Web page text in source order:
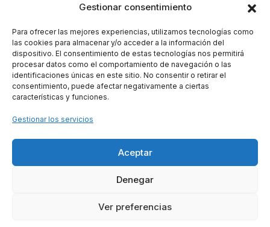
Gestionar consentimiento
Para ofrecer las mejores experiencias, utilizamos tecnologías como
las cookies para almacenar y/o acceder a la información del
dispositivo. El consentimiento de estas tecnologías nos permitirá
procesar datos como el comportamiento de navegación o las
identificaciones únicas en este sitio. No consentir o retirar el
consentimiento, puede afectar negativamente a ciertas
características y funciones.
Gestionar los servicios
Aceptar
Denegar
Ver preferencias
nuestra política de
Contacto
Administración: +(34) 856 61 16 56
Soporte:+(34) 722 58 80 89
info@arternativas.com
– Proyecto cultural impulsado por ARTENARTE
2020 · 2026 - © Todos los derechos reservados